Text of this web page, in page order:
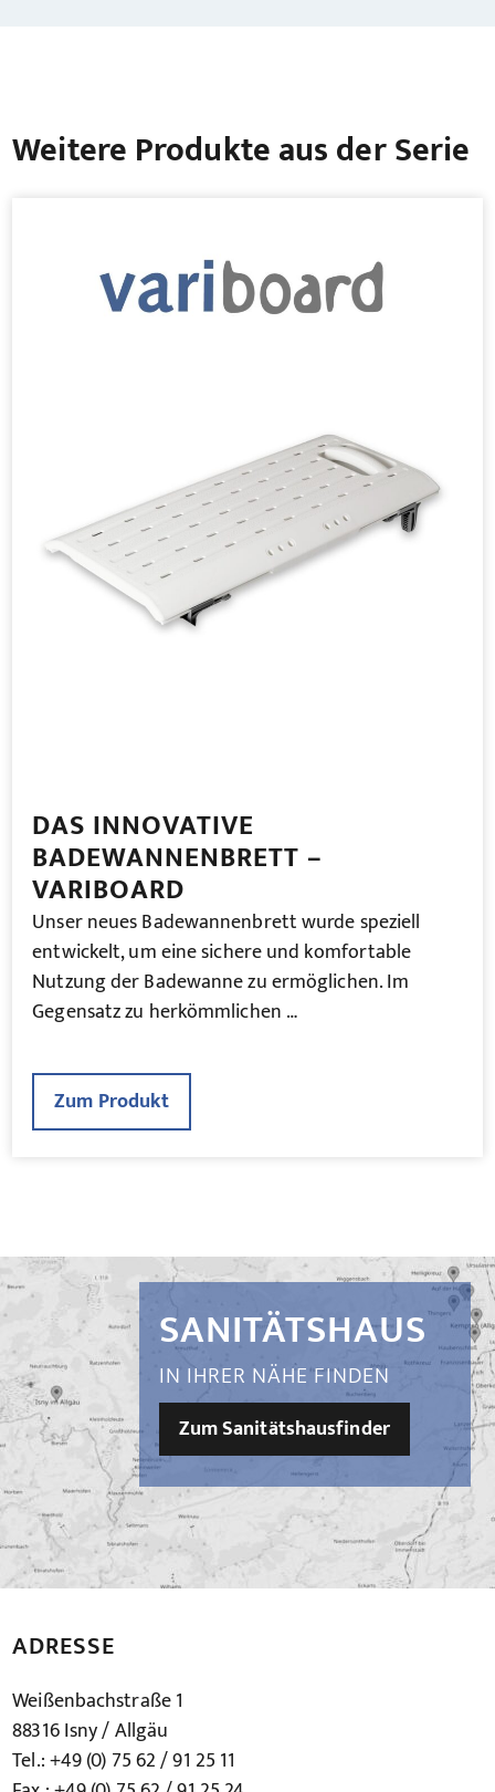
Weitere Produkte aus der Serie
DAS INNOVATIVE
BADEWANNENBRETT –
VARIBOARD
Unser neues Badewannenbrett wurde speziell
entwickelt, um eine sichere und komfortable
Nutzung der Badewanne zu ermöglichen. Im
Gegensatz zu herkömmlichen …
Zum Produkt
SANITÄTSHAUS
IN IHRER NÄHE FINDEN
Zum Sanitätshausfinder
ADRESSE
Weißenbachstraße 1
88316 Isny / Allgäu
Tel.: +49 (0) 75 62 / 91 25 11